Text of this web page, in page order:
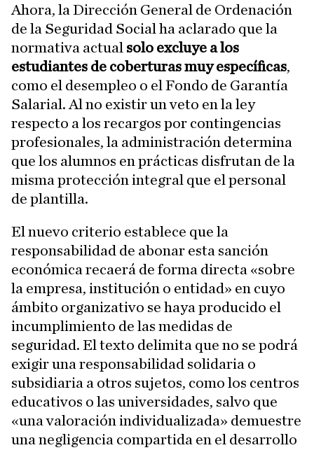
Ahora, la Dirección General de Ordenación
de la Seguridad Social ha aclarado que la
normativa actual solo excluye a los
estudiantes de coberturas muy específicas,
como el desempleo o el Fondo de Garantía
Salarial. Al no existir un veto en la ley
respecto a los recargos por contingencias
profesionales, la administración determina
que los alumnos en prácticas disfrutan de la
misma protección integral que el personal
de plantilla.
El nuevo criterio establece que la
responsabilidad de abonar esta sanción
económica recaerá de forma directa «sobre
la empresa, institución o entidad» en cuyo
ámbito organizativo se haya producido el
incumplimiento de las medidas de
seguridad. El texto delimita que no se podrá
exigir una responsabilidad solidaria o
subsidiaria a otros sujetos, como los centros
educativos o las universidades, salvo que
«una valoración individualizada» demuestre
una negligencia compartida en el desarrollo